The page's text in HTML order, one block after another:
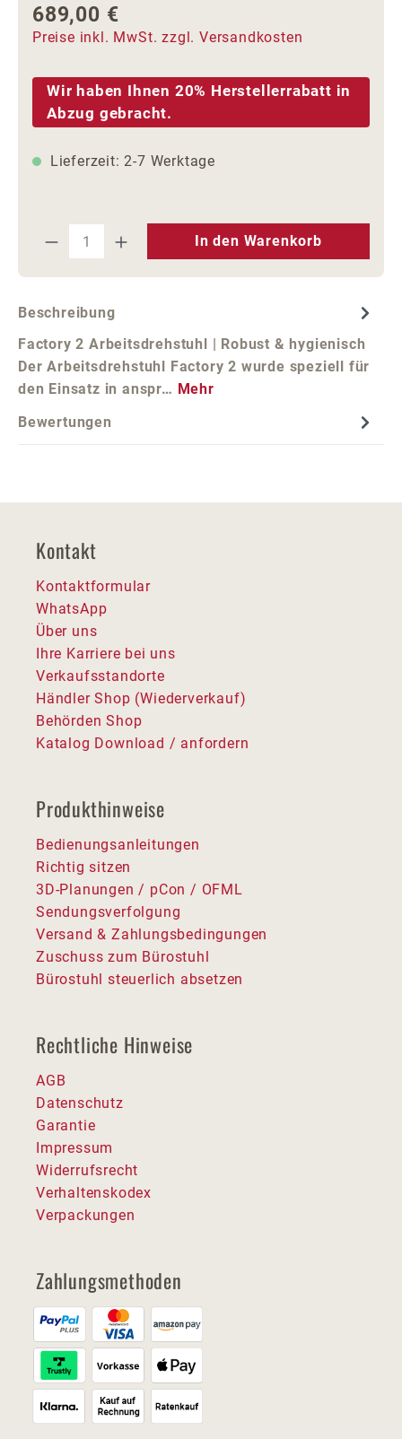
Regulärer Preis:
689,00 €
Preise inkl. MwSt. zzgl. Versandkosten
Wir haben Ihnen 20% Herstellerrabatt in
Abzug gebracht.
Lieferzeit: 2-7 Werktage
Produkt Anzahl: Gib den
In den Warenkorb
Beschreibung
Factory 2 Arbeitsdrehstuhl | Robust & hygienisch
Der Arbeitsdrehstuhl Factory 2 wurde speziell für
den Einsatz in anspr… Mehr
Bewertungen
Kontakt
Kontaktformular
WhatsApp
Über uns
Ihre Karriere bei uns
Verkaufsstandorte
Händler Shop (Wiederverkauf)
Behörden Shop
Katalog Download / anfordern
Produkthinweise
Bedienungsanleitungen
Richtig sitzen
3D-Planungen / pCon / OFML
Sendungsverfolgung
Versand & Zahlungsbedingungen
Zuschuss zum Bürostuhl
Bürostuhl steuerlich absetzen
Rechtliche Hinweise
AGB
Datenschutz
Garantie
Impressum
Widerrufsrecht
Verhaltenskodex
Verpackungen
Zahlungsmethoden